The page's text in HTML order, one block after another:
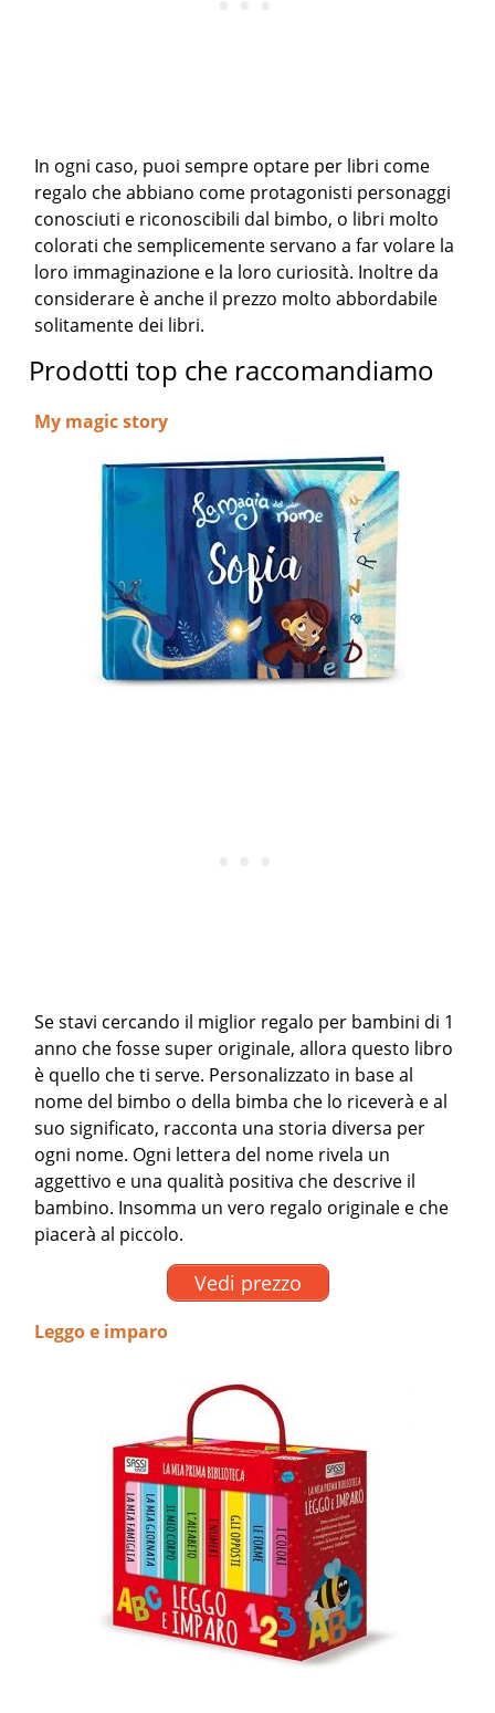
In ogni caso, puoi sempre optare per libri come
regalo che abbiano come protagonisti personaggi
conosciuti e riconoscibili dal bimbo, o libri molto
colorati che semplicemente servano a far volare la
loro immaginazione e la loro curiosità. Inoltre da
considerare è anche il prezzo molto abbordabile
solitamente dei libri.
Prodotti top che raccomandiamo
My magic story
Se stavi cercando il miglior regalo per bambini di 1
anno che fosse super originale, allora questo libro
è quello che ti serve. Personalizzato in base al
nome del bimbo o della bimba che lo riceverà e al
suo significato, racconta una storia diversa per
ogni nome. Ogni lettera del nome rivela un
aggettivo e una qualità positiva che descrive il
bambino. Insomma un vero regalo originale e che
piacerà al piccolo.
Vedi prezzo
Leggo e imparo